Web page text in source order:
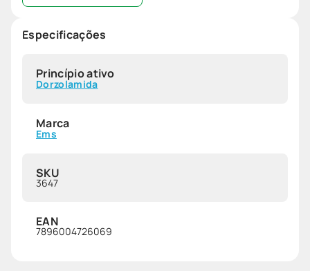
Especificações
Princípio ativo
Dorzolamida
Marca
Ems
SKU
3647
EAN
7896004726069